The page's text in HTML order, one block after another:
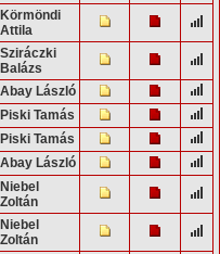
Körmöndi
Attila
Sziráczki
Balázs
Abay László
Piski Tamás
Piski Tamás
Abay László
Niebel
Zoltán
Niebel
Zoltán